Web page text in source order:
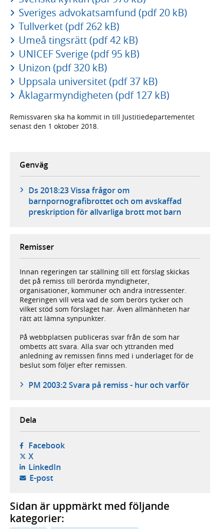
Sveriges advokatsamfund (pdf 20 kB)
Tullverket (pdf 262 kB)
Umeå tingsrätt (pdf 42 kB)
UNICEF Sverige (pdf 95 kB)
Unizon (pdf 320 kB)
Uppsala universitet (pdf 37 kB)
Åklagarmyndigheten (pdf 127 kB)
Remissvaren ska ha kommit in till Justitiedepartementet
senast den 1 oktober 2018.
Genväg
Ds 2018:23 Vissa frågor om
barnpornografibrottet och om avskaffad
preskription för allvarliga brott mot barn
Remisser
Innan regeringen tar ställning till ett förslag skickas
det på remiss till berörda myndigheter,
organisationer, kommuner och andra intressenter.
Regeringen vill veta vad de som berörs tycker och
vilket stöd som förslaget har. Även allmänheten har
rätt att lämna synpunkter.
På webbplatsen publiceras svar från de som har
ombetts att svara. Alla svar och yttranden med
anledning av remissen finns med i underlaget för de
beslut som följer efter remissen.
PM 2003:2 Svara på remiss - hur och varför
Dela
Facebook- öppnas i ny flik, extern webbplats,
X- öppnas i ny flik, extern webbplats,
LinkedIn- öppnas i ny flik, extern webbplats,
E-post- öppnar din e-postklient,
Sidan är uppmärkt med följande
kategorier: